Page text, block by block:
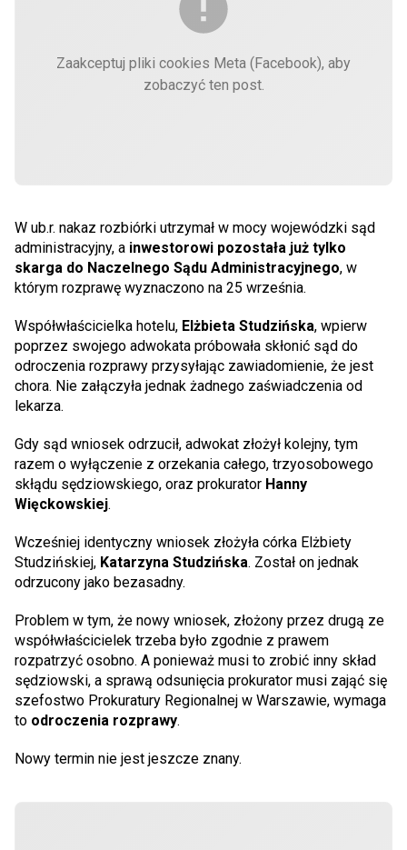
Zaakceptuj pliki cookies Meta (Facebook), aby
zobaczyć ten post.
W ub.r. nakaz rozbiórki utrzymał w mocy wojewódzki sąd
administracyjny, a inwestorowi pozostała już tylko
skarga do Naczelnego Sądu Administracyjnego, w
którym rozprawę wyznaczono na 25 września.
Współwłaścicielka hotelu, Elżbieta Studzińska, wpierw
poprzez swojego adwokata próbowała skłonić sąd do
odroczenia rozprawy przysyłając zawiadomienie, że jest
chora. Nie załączyła jednak żadnego zaświadczenia od
lekarza.
Gdy sąd wniosek odrzucił, adwokat złożył kolejny, tym
razem o wyłączenie z orzekania całego, trzyosobowego
skłądu sędziowskiego, oraz prokurator Hanny
Więckowskiej.
Wcześniej identyczny wniosek złożyła córka Elżbiety
Studzińskiej, Katarzyna Studzińska. Został on jednak
odrzucony jako bezasadny.
Problem w tym, że nowy wniosek, złożony przez drugą ze
współwłaścicielek trzeba było zgodnie z prawem
rozpatrzyć osobno. A ponieważ musi to zrobić inny skład
sędziowski, a sprawą odsunięcia prokurator musi zająć się
szefostwo Prokuratury Regionalnej w Warszawie, wymaga
to odroczenia rozprawy.
Nowy termin nie jest jeszcze znany.